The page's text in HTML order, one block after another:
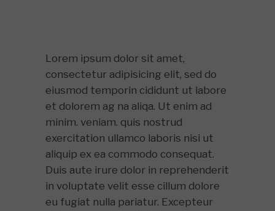
Lorem ipsum dolor sit amet,
consectetur adipisicing elit, sed do
eiusmod temporin cididunt ut labore
et dolorem ag na aliqa. Ut enim ad
minim. veniam. quis nostrud
exercitation ullamco laboris nisi ut
aliquip ex ea commodo consequat.
Duis aute irure dolor in reprehenderit
in voluptate velit esse cillum dolore
eu fugiat nulla pariatur. Excepteur